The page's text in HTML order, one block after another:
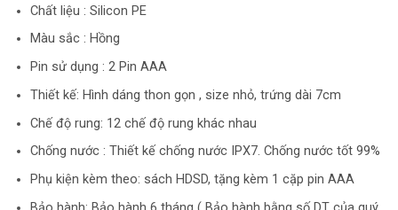
Chất liệu : Silicon PE
Màu sắc : Hồng
Pin sử dụng : 2 Pin AAA
Thiết kế: Hình dáng thon gọn , size nhỏ, trứng dài 7cm
Chế độ rung: 12 chế độ rung khác nhau
Chống nước : Thiết kế chống nước IPX7. Chống nước tốt 99%
Phụ kiện kèm theo: sách HDSD, tặng kèm 1 cặp pin AAA